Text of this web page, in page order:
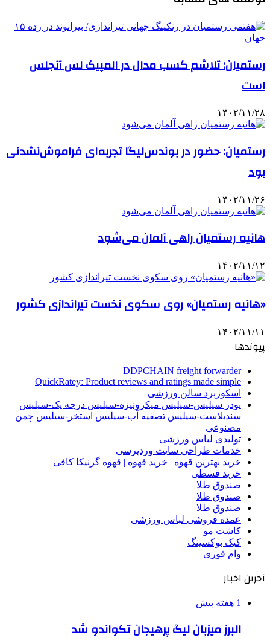
رستمیان: تلاشم کسب مدال در المپیک لس آنجلس
است
۱۴۰۲/۱۱/۲۸
رستمیان: حضور در بوندس‌لیگا تجربه‌ای فراموش‌نشدنی
بود
۱۴۰۲/۱۱/۲۶
هانیه رستمیان راهی آلمان می‌شود
۱۴۰۲/۱۱/۱۲
«هانیه رستمیان» روی سکوی نخست تیراندازی کشور
۱۴۰۲/۱۱/۱۱
پیوندها
DDPCHAIN freight forwarder
QuickRatey: Product reviews and ratings made simple
اسکوربرد سالن ورزشی
پودر سیلیس-سیلیس میکرونیزه-سیلیس درجه یک-سیلیس
سندبلاست-سیلیس تصفیه آب-سیلیس استخر-سیلیس چمن
مصنوعی
تولیدی لباس ورزشی
خدمات طراحی سایت وردپرسی
خرید بهترین قهوه | خرید قهوه | قهوه گرنیکا کافی
خرید قسطی
صندوق طلا
صندوق طلا
صندوق طلا
عمده فروشی لباس ورزشی
کاشت مو
کیک بوکسینگ
وام فوری
آخرین اخبار
1 هفته پیش
البرز میزبان لیگ پرهیجان تکواندو شد